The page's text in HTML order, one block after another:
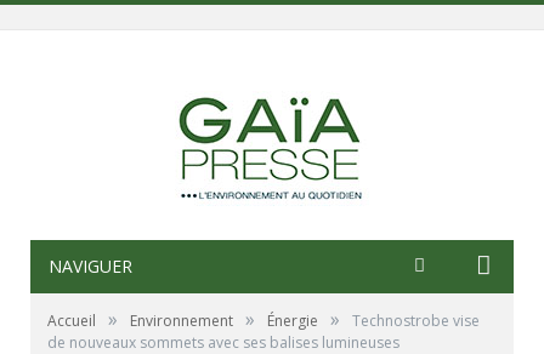
NAVIGUER
Accueil » Environnement » Énergie »
Technostrobe vise
de nouveaux sommets avec ses balises lumineuses